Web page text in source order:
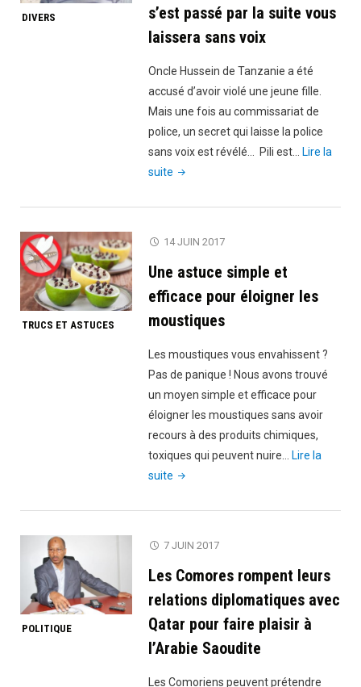
DIVERS
s’est passé par la suite vous
laissera sans voix
Oncle Hussein de Tanzanie a été
accusé d’avoir violé une jeune fille.
Mais une fois au commissariat de
police, un secret qui laisse la police
sans voix est révélé… Pili est…
Lire la
suite "Un
est
avoir
violé
une
Ce
qui
s’est
passé
par
la
suite
laissera
TRUCS ET ASTUCES
14 JUIN 2017
Une astuce simple et
efficace pour éloigner les
moustiques
Les moustiques vous envahissent ?
Pas de panique ! Nous avons trouvé
un moyen simple et efficace pour
éloigner les moustiques sans avoir
recours à des produits chimiques,
toxiques qui peuvent nuire…
Lire la
suite "Une
simple
pour
éloigner
moustiques"
POLITIQUE
7 JUIN 2017
Les Comores rompent leurs
relations diplomatiques avec
Qatar pour faire plaisir à
l’Arabie Saoudite
Les Comoriens peuvent prétendre